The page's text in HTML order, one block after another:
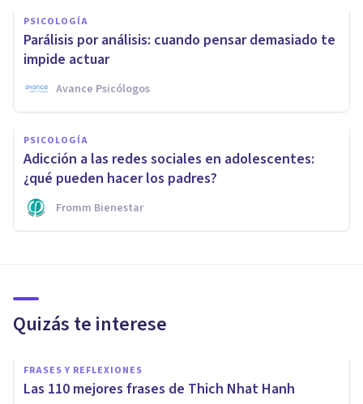
PSICOLOGÍA
Parálisis por análisis: cuando pensar demasiado te
impide actuar
Avance Psicólogos
PSICOLOGÍA
Adicción a las redes sociales en adolescentes:
¿qué pueden hacer los padres?
Fromm Bienestar
Quizás te interese
FRASES Y REFLEXIONES
Las 110 mejores frases de Thich Nhat Hanh